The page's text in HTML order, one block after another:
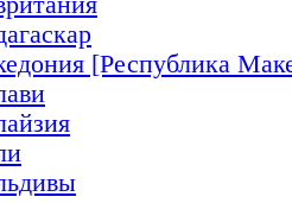
[Республика